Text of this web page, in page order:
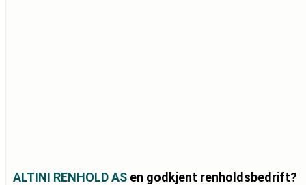
ALTINI RENHOLD AS en godkjent renholdsbedrift?